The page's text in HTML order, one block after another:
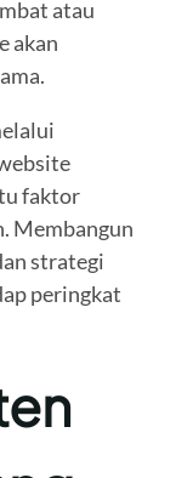
atau
akan
faktor
Membangun
strategi
peringkat